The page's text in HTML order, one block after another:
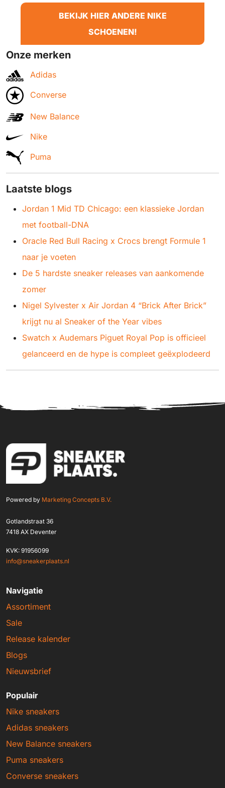
BEKIJK HIER ANDERE NIKE
SCHOENEN!
Onze merken
Adidas
Converse
New Balance
Nike
Puma
Laatste blogs
Jordan 1 Mid TD Chicago: een klassieke Jordan
met football-DNA
Oracle Red Bull Racing x Crocs brengt Formule 1
naar je voeten
De 5 hardste sneaker releases van aankomende
zomer
Nigel Sylvester x Air Jordan 4 “Brick After Brick”
krijgt nu al Sneaker of the Year vibes
Swatch x Audemars Piguet Royal Pop is officieel
gelanceerd en de hype is compleet geëxplodeerd
Powered by Marketing Concepts B.V.
Gotlandstraat 36
7418 AX Deventer
KVK: 91956099
info@sneakerplaats.nl
Navigatie
Assortiment
Sale
Release kalender
Blogs
Nieuwsbrief
Populair
Nike sneakers
Adidas sneakers
New Balance sneakers
Puma sneakers
Converse sneakers